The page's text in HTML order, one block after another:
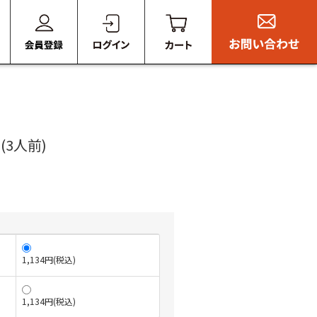
人前)
1,134円(税込)
1,134円(税込)